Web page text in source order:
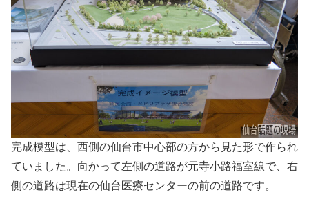
完成模型は、西側の仙台市中心部の方から見た形で作られ
ていました。向かって左側の道路が元寺小路福室線で、右
側の道路は現在の仙台医療センターの前の道路です。